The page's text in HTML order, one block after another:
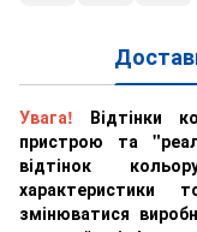
Увага! Відтінки
пристрою та
відтінок
характеристики
змінюватися